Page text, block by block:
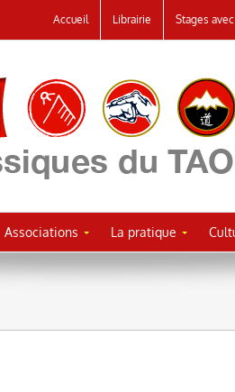
Accueil Librairie Stages
Associations La pratique